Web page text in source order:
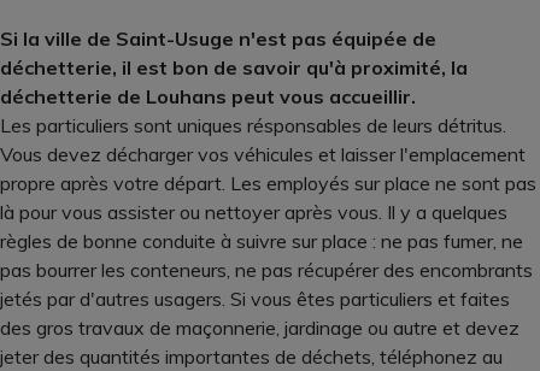
Si la ville de Saint-Usuge n'est pas équipée de
déchetterie, il est bon de savoir qu'à proximité, la
déchetterie de Louhans peut vous accueillir.
Les particuliers sont uniques résponsables de leurs détritus.
Vous devez décharger vos véhicules et laisser l'emplacement
propre après votre départ. Les employés sur place ne sont pas
là pour vous assister ou nettoyer après vous. Il y a quelques
règles de bonne conduite à suivre sur place : ne pas fumer, ne
pas bourrer les conteneurs, ne pas récupérer des encombrants
jetés par d'autres usagers. Si vous êtes particuliers et faites
des gros travaux de maçonnerie, jardinage ou autre et devez
jeter des quantités importantes de déchets, téléphonez au